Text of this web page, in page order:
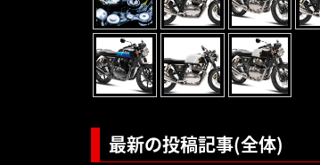
最新の投稿記事(全体)